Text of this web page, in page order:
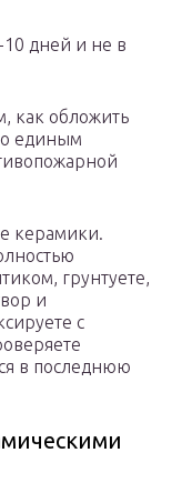
10 дней и не в
как обложить
единым
керамики.
грунтуете,
и
с
в последнюю